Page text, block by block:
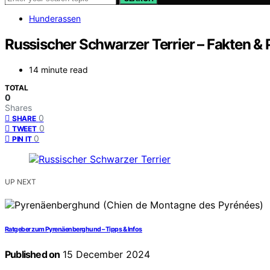
Hunderassen
Russischer Schwarzer Terrier – Fakten &
14 minute read
TOTAL
0
Shares
SHARE 0
TWEET 0
PIN IT 0
UP NEXT
Ratgeber zum Pyrenäenberghund – Tipps & Infos
Published on 15 December 2024